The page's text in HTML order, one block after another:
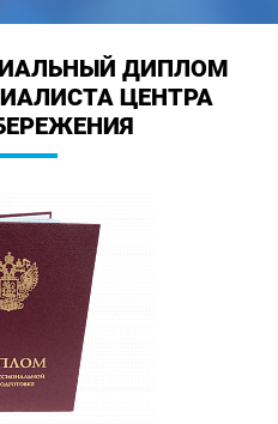
ДИПЛОМ
ЦЕНТРА